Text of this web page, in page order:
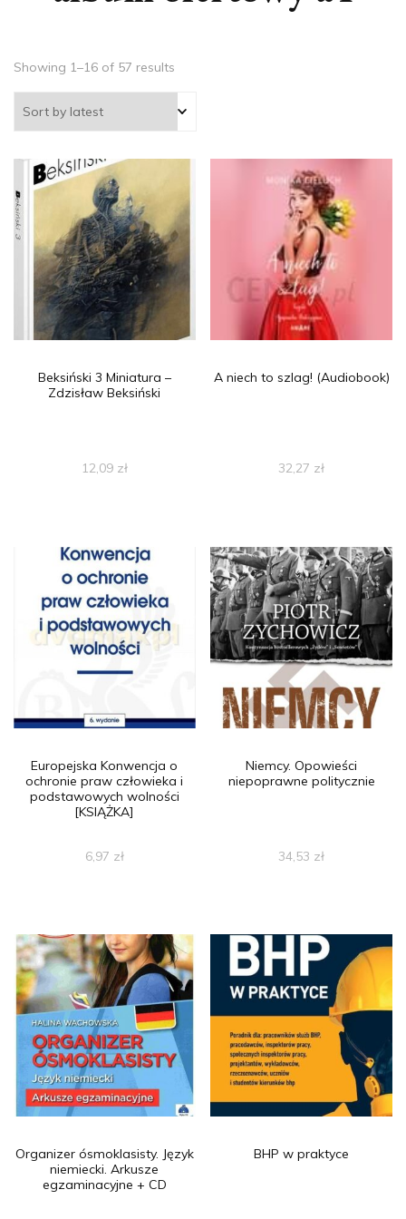
Showing 1–16 of 57 results
Beksiński 3 Miniatura –
Zdzisław Beksiński
12,09 zł
A niech to szlag! (Audiobook)
32,27 zł
Europejska Konwencja o
ochronie praw człowieka i
podstawowych wolności
[KSIĄŻKA]
6,97 zł
Niemcy. Opowieści
niepoprawne politycznie
34,53 zł
Organizer ósmoklasisty. Język
niemiecki. Arkusze
egzaminacyjne + CD
BHP w praktyce